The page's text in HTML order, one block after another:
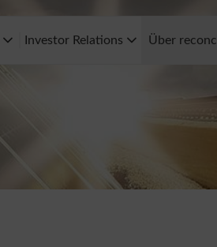
Investor Relations Über